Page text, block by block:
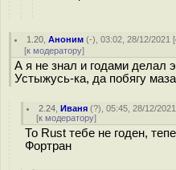
1.20 ,Аноним (-), 03:02, 28/12/2021 [
[к модератору]
А я не знал и годами делал
Устыжусь-ка, да побягу
2.24 ,Иваня (?), 05:45, 28/12/
[к модератору]
То Rust тебе не годен,
Фортран